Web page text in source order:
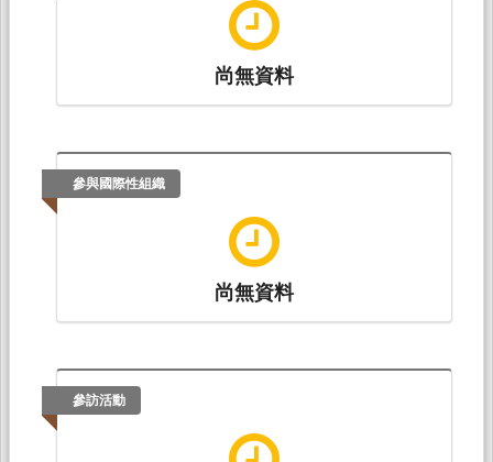
尚無資料
參與國際性組織
尚無資料
參訪活動